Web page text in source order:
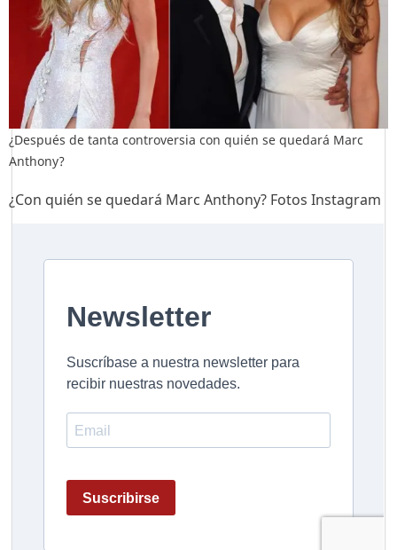
¿Después de tanta controversia con quién se quedará Marc
Anthony?
¿Con quién se quedará Marc Anthony? Fotos Instagram